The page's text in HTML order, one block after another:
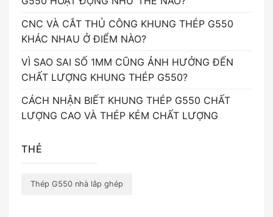
CNC VÀ CẮT THỦ CÔNG KHUNG THÉP G550
KHÁC NHAU Ở ĐIỂM NÀO?
VÌ SAO SAI SỐ 1MM CŨNG ẢNH HƯỞNG ĐẾN
CHẤT LƯỢNG KHUNG THÉP G550?
CÁCH NHẬN BIẾT KHUNG THÉP G550 CHẤT
LƯỢNG CAO VÀ THÉP KÉM CHẤT LƯỢNG
THẺ
Thép G550 nhà lắp ghép